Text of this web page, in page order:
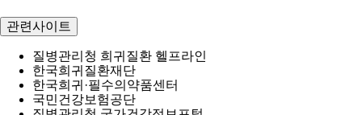
관련사이트
질병관리청 희귀질환 헬프라인
한국희귀질환재단
한국희귀·필수의약품센터
국민건강보험공단